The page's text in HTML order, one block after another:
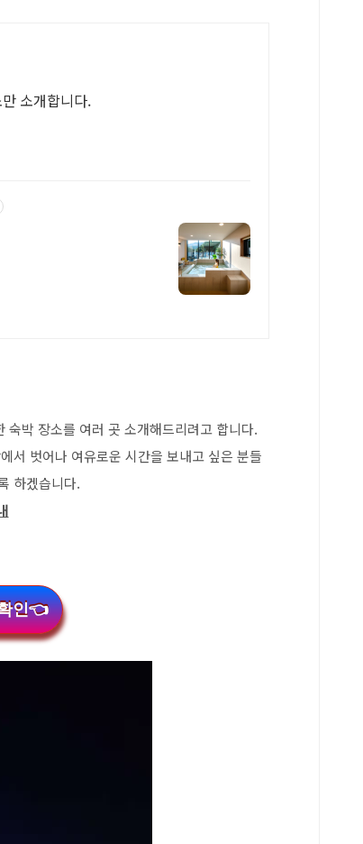
소개합니다.
박 장소를 여러 곳 소개해드리려고 합니다.
서 벗어나 여유로운 시간을 보내고 싶은 분들
하겠습니다.
인👈